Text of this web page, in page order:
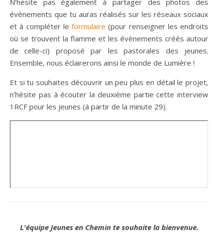
évènements que tu auras réalisés sur les réseaux sociaux
et à compléter le formulaire(pour renseigner les endroits
où se trouvent la flamme et les évènements créés autour
de celle-ci) proposé par les pastorales des jeunes.
Ensemble, nous éclairerons ainsi le monde de Lumière !
Et si tu souhaites découvrir un peu plus en détail le projet,
n’hésite pas à écouter la deuxième partie cette interview
1RCF pour les jeunes (à partir de la minute 29).
L'équipe Jeunes en Chemin te souhaite la bienvenue.